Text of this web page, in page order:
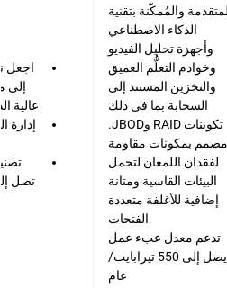
والمُمكّنة بتقنية
الذكاء الاصطناعي
وأجهزة تحليل الفيديو
وخوادم التعلُّم العميق
والتخزين المستند إلى
السحابة بما في ذلك
تكوينات RAID وJBOD.
مصمم بمكونات مقاومة
لفقدان اللمعان لتحمل
البيئات القاسية ومتانة
إضافية للأغلفة متعددة
الفتحات
تدعم معدل عبء عمل
يصل إلى 550 تيرابايت/
عام
اجعل
عالية
إدارة